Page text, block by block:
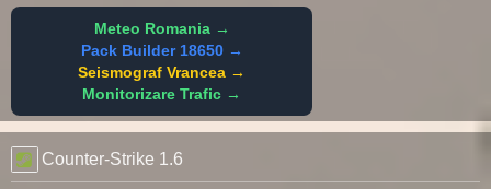
Meteo Romania →
Pack Builder 18650 →
Seismograf Vrancea →
Monitorizare Trafic →
Counter-Strike 1.6